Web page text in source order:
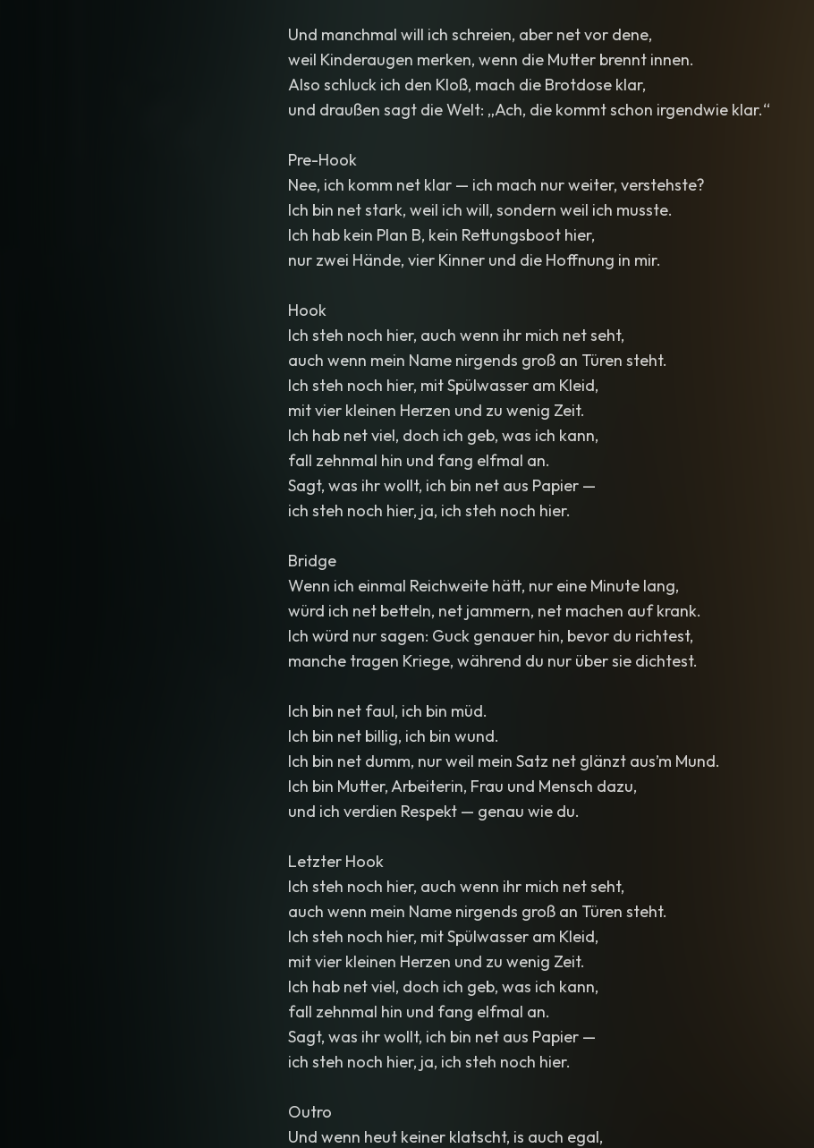
Und manchmal will ich schreien, aber net vor dene,
weil Kinderaugen merken, wenn die Mutter brennt innen.
Also schluck ich den Kloß, mach die Brotdose klar,
und draußen sagt die Welt: „Ach, die kommt schon irgendwie klar.“
Pre-Hook
Nee, ich komm net klar — ich mach nur weiter, verstehste?
Ich bin net stark, weil ich will, sondern weil ich musste.
Ich hab kein Plan B, kein Rettungsboot hier,
nur zwei Hände, vier Kinner und die Hoffnung in mir.
Hook
Ich steh noch hier, auch wenn ihr mich net seht,
auch wenn mein Name nirgends groß an Türen steht.
Ich steh noch hier, mit Spülwasser am Kleid,
mit vier kleinen Herzen und zu wenig Zeit.
Ich hab net viel, doch ich geb, was ich kann,
fall zehnmal hin und fang elfmal an.
Sagt, was ihr wollt, ich bin net aus Papier —
ich steh noch hier, ja, ich steh noch hier.
Bridge
Wenn ich einmal Reichweite hätt, nur eine Minute lang,
würd ich net betteln, net jammern, net machen auf krank.
Ich würd nur sagen: Guck genauer hin, bevor du richtest,
manche tragen Kriege, während du nur über sie dichtest.
Ich bin net faul, ich bin müd.
Ich bin net billig, ich bin wund.
Ich bin net dumm, nur weil mein Satz net glänzt aus’m Mund.
Ich bin Mutter, Arbeiterin, Frau und Mensch dazu,
und ich verdien Respekt — genau wie du.
Letzter Hook
Ich steh noch hier, auch wenn ihr mich net seht,
auch wenn mein Name nirgends groß an Türen steht.
Ich steh noch hier, mit Spülwasser am Kleid,
mit vier kleinen Herzen und zu wenig Zeit.
Ich hab net viel, doch ich geb, was ich kann,
fall zehnmal hin und fang elfmal an.
Sagt, was ihr wollt, ich bin net aus Papier —
ich steh noch hier, ja, ich steh noch hier.
Outro
Und wenn heut keiner klatscht, is auch egal,